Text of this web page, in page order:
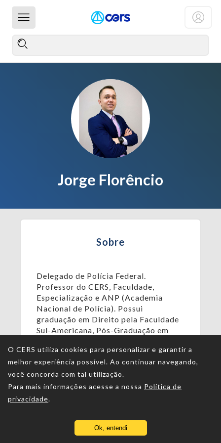
Jorge Florêncio
Sobre
Delegado de Polícia Federal.
Professor do CERS, Faculdade,
Especialização e ANP (Academia
Nacional de Polícia). Possui
graduação em Direito pela Faculdade
Sul-Americana, Pós-Graduação em
Criminologia, Política Criminal e
Segurança Pública. Escritor.
Palestrante.
O CERS utiliza cookies para personalizar e garantir a
melhor experiência possível. Ao continuar navegando,
você concorda com tal utilização.
Para mais informações acesse a nossa Política de
privacidade.
Ok, entendi